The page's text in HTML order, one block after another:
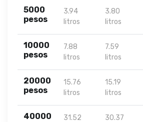
5000
pesos
3.94
litros
3.80
litros
10000
pesos
7.88
litros
7.59
litros
20000
pesos
15.76
litros
15.19
litros
40000
31.52
30.37